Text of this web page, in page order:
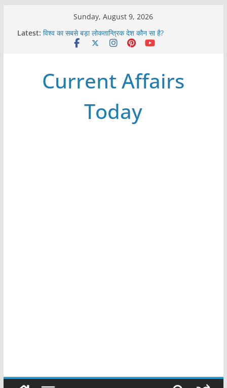
Sunday, August 9, 2026
Latest: विश्व का सबसे बड़ा लोकतान्त्रिक देश कौन सा है?
Refeeding Syndrome and its Management
विश्व में कितने प्रकार के शासन होते है?
Current Affairs
Today